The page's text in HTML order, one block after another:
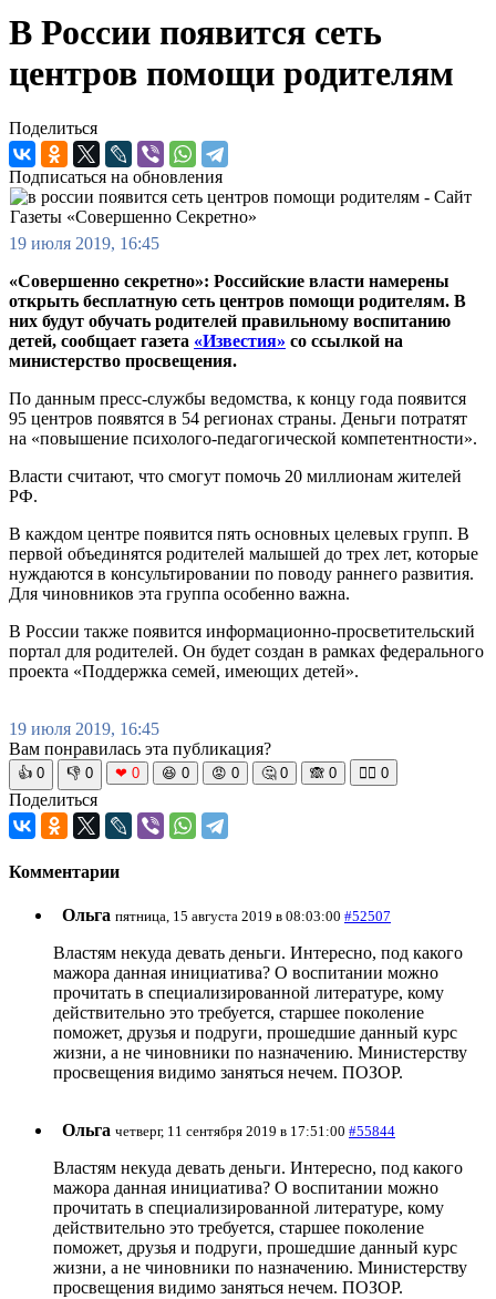
В России появится сеть
центров помощи родителям
Поделиться
Подписаться на обновления
19 июля 2019, 16:45
«Совершенно секретно»: Российские власти намерены
открыть бесплатную сеть центров помощи родителям. В
них будут обучать родителей правильному воспитанию
детей, сообщает газета «Известия» со ссылкой на
министерство просвещения.
По данным пресс-службы ведомства, к концу года появится
95 центров появятся в 54 регионах страны. Деньги потратят
на «повышение психолого-педагогической компетентности».
Власти считают, что смогут помочь 20 миллионам жителей
РФ.
В каждом центре появится пять основных целевых групп. В
первой объединятся родителей малышей до трех лет, которые
нуждаются в консультировании по поводу раннего развития.
Для чиновников эта группа особенно важна.
В России также появится информационно-просветительский
портал для родителей. Он будет создан в рамках федерального
проекта «Поддержка семей, имеющих детей».
19 июля 2019, 16:45
Вам понравилась эта публикация?
👍 0 👎 0 ❤ 0 😆 0 😡 0 🤔 0 🙈 0 🧘‍♀️ 0
Поделиться
Комментарии
Ольга пятница, 15 августа 2019 в 08:03:00 #52507
Властям некуда девать деньги. Интересно, под какого
мажора данная инициатива? О воспитании можно
прочитать в специализированной литературе, кому
действительно это требуется, старшее поколение
поможет, друзья и подруги, прошедшие данный курс
жизни, а не чиновники по назначению. Министерству
просвещения видимо заняться нечем. ПОЗОР.
Ольга четверг, 11 сентября 2019 в 17:51:00 #55844
Властям некуда девать деньги. Интересно, под какого
мажора данная инициатива? О воспитании можно
прочитать в специализированной литературе, кому
действительно это требуется, старшее поколение
поможет, друзья и подруги, прошедшие данный курс
жизни, а не чиновники по назначению. Министерству
просвещения видимо заняться нечем. ПОЗОР.